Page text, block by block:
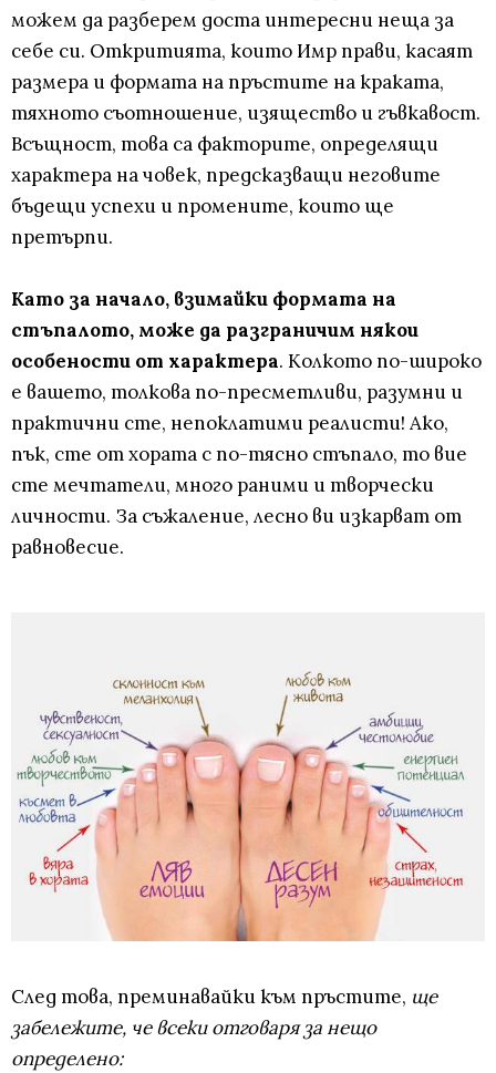
можем да разберем доста интересни неща за
себе си. Откритията, които Имр прави, касаят
размера и формата на пръстите на краката,
тяхното съотношение, изящество и гъвкавост.
Всъщност, това са факторите, определящи
характера на човек, предсказващи неговите
бъдещи успехи и промените, които ще
претърпи.
Като за начало, взимайки формата на
стъпалото, може да разграничим някои
особености от характера. Колкото по-широко
е вашето, толкова по-пресметливи, разумни и
практични сте, непоклатими реалисти! Ако,
пък, сте от хората с по-тясно стъпало, то вие
сте мечтатели, много раними и творчески
личности. За съжаление, лесно ви изкарват от
равновесие.
След това, преминавайки към пръстите, ще
забележите, че всеки отговаря за нещо
определено: